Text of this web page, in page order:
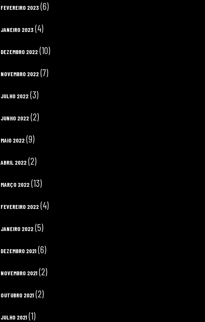
FEVEREIRO 2023 (6)
JANEIRO 2023 (4)
DEZEMBRO 2022 (10)
NOVEMBRO 2022 (7)
JULHO 2022 (3)
JUNHO 2022 (2)
MAIO 2022 (9)
ABRIL 2022 (2)
MARÇO 2022 (13)
FEVEREIRO 2022 (4)
JANEIRO 2022 (5)
DEZEMBRO 2021 (6)
NOVEMBRO 2021 (2)
OUTUBRO 2021 (2)
JULHO 2021 (1)